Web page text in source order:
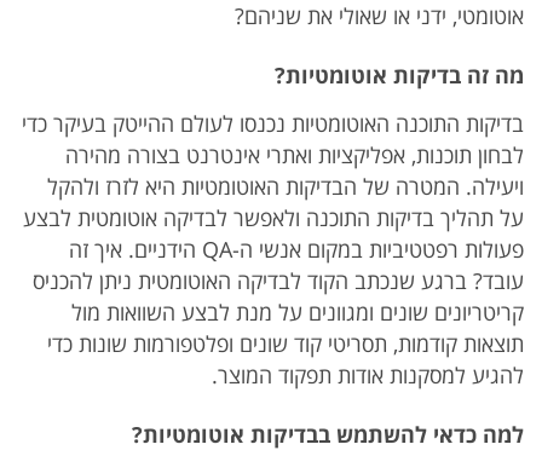
אוטומטי, ידני או שאולי את שניהם?
מה זה בדיקות אוטומטיות?
בדיקות התוכנה האוטומטיות נכנסו לעולם ההייטק בעיקר כדי
לבחון תוכנות, אפליקציות ואתרי אינטרנט בצורה מהירה
ויעילה. המטרה של הבדיקות האוטומטיות היא לזרז ולהקל
על תהליך בדיקות התוכנה ולאפשר לבדיקה אוטומטית לבצע
פעולות רפטטיביות במקום אנשי ה-QA הידניים. איך זה
עובד? ברגע שנכתב הקוד לבדיקה האוטומטית ניתן להכניס
קריטריונים שונים ומגוונים על מנת לבצע השוואות מול
תוצאות קודמות, תסריטי קוד שונים ופלטפורמות שונות כדי
להגיע למסקנות אודות תפקוד המוצר.
למה כדאי להשתמש בבדיקות אוטומטיות?